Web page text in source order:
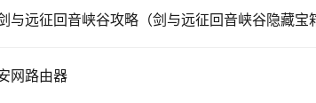
解决方法）的教程！
网路由器